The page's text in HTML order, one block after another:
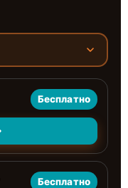
Бесплатно
Бесплатно